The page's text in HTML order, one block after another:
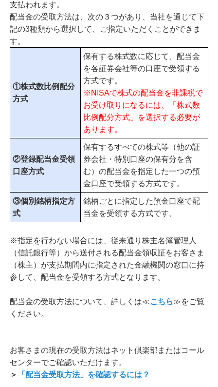
支払われます。
配当金の受取方法は、次の３つがあり、当社を通じて下
記の3種類から選択して、ご指定いただくことができま
す。
①株式数比例配分
方式
保有する株式数に応じて、配当金
を各証券会社等の口座で受領する
方式です。
※NISAで株式の配当金を非課税で
お受け取りになるには、「株式数
比例配分方式」を選択する必要が
あります。
②登録配当金受領
口座方式
保有するすべての株式等（他の証
券会社・特別口座の保有分を含
む）の配当金を指定した一つの預
金口座で受領する方式です。
③個別銘柄指定方
式
銘柄ごとに指定した預金口座で配
当金を受領する方式です。
※指定を行わない場合には、従来通り株主名簿管理人
（信託銀行等）から送付される配当金領収証をお客さま
（株主）が支払期間内に指定された金融機関の窓口に持
参して、配当金を受領する方式となります。
配当金の受取方法について、詳しくは≪こちら≫をご覧
ください。
お客さまの現在の受取方法はネット倶楽部またはコール
センターでご確認いただけます。
＞
「配当金受取方法」を確認するには？